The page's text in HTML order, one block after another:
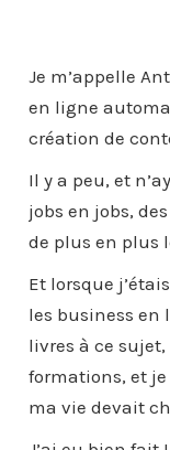
Je m’appelle
en ligne
création de
Il y a peu, et
jobs en jobs,
de plus en plus
Et lorsque
les business en
livres à ce
formations, et
ma vie devait